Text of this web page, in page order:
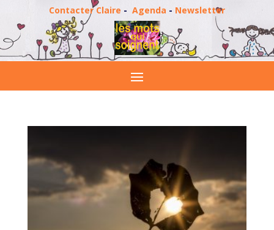
Contacter Claire - Agenda - Newsletter